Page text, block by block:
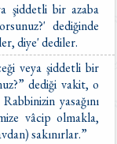
şiddetli bir azaba
dediğinde
diye' dediler.
veya şiddetli bir
dediği vakit, o
yasağını
vâcip olmakla,
sakınırlar.”